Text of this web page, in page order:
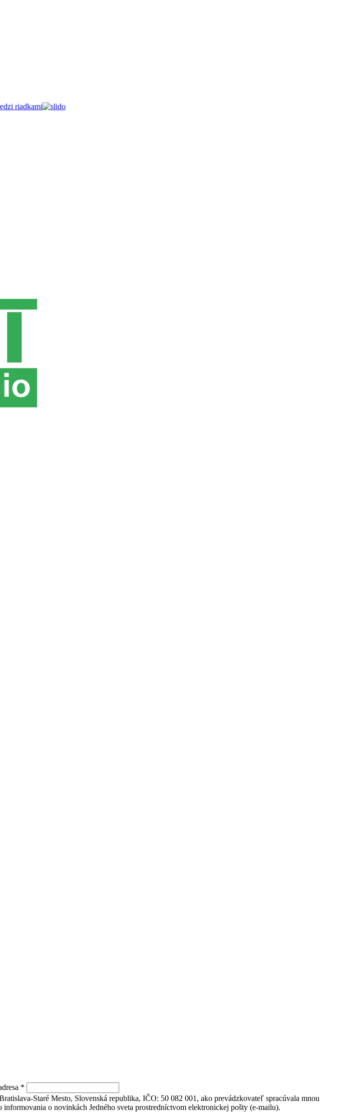
*
Staré Mesto, Slovenská republika, IČO: 50 082 001, ako prevádzkovateľ spracúvala mnou
o novinkách Jedného sveta prostredníctvom elektronickej pošty (e-mailu).